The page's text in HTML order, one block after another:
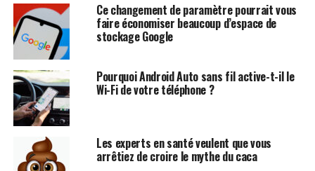
Ce changement de paramètre pourrait vous
faire économiser beaucoup d’espace de
stockage Google
Pourquoi Android Auto sans fil active-t-il le
Wi-Fi de votre téléphone ?
Les experts en santé veulent que vous
arrêtiez de croire le mythe du caca